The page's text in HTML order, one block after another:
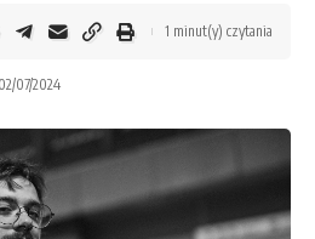
07/2024
1 minut(y) czytania